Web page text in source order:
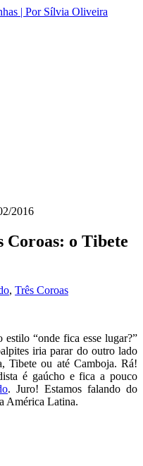
2016
Coroas: o Tibete
, Três Coroas
estilo “onde fica esse lugar?”
iria parar do outro lado
Tibete ou até Camboja. Rá!
é gaúcho e fica a pouco
. Juro! Estamos falando do
América Latina.